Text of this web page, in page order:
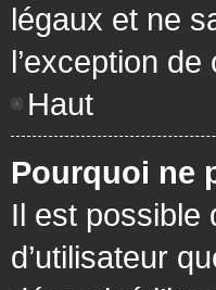
légaux et ne
l’exception
Haut
Pourquoi ne
Il est possible
d’utilisateur